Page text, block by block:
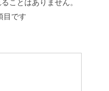
ことはありません。
目です